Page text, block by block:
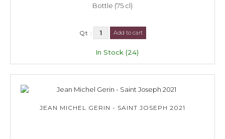
Bottle (75 cl)
Qt : Add to cart
In Stock (24)
JEAN MICHEL GERIN - SAINT JOSEPH 2021